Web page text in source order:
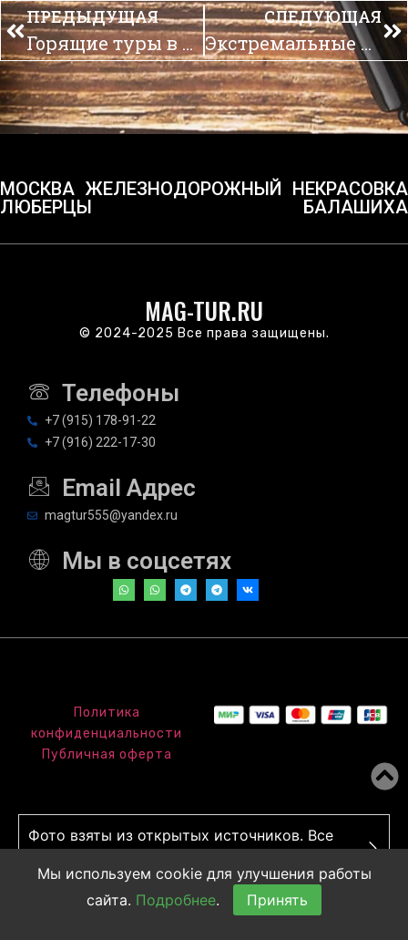
Мы используем cookie для улучшения работы
сайта. Подробнее. Принять
ПРЕДЫДУЩАЯ
Горящие туры в Индию
СЛЕДУЮЩАЯ
Экстремальные туры
МОСКВА ЖЕЛЕЗНОДОРОЖНЫЙ
НЕКРАСОВКА
ЛЮБЕРЦЫ
БАЛАШИХА
MAG-TUR.RU
© 2024-2025 Все права защищены.
Телефоны
+7 (915) 178-91-22
+7 (916) 222-17-30
Email Адрес
magtur555@yandex.ru
Мы в соцсетях
Политика
конфиденциальности
Публичная оферта
Фото взяты из открытых источников. Все